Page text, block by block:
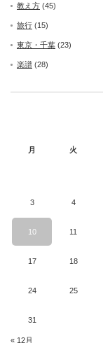
教え方 (45)
旅行 (15)
東京・千葉 (23)
楽譜 (28)
月 火
3 4
10 11
17 18
24 25
31
« 12月